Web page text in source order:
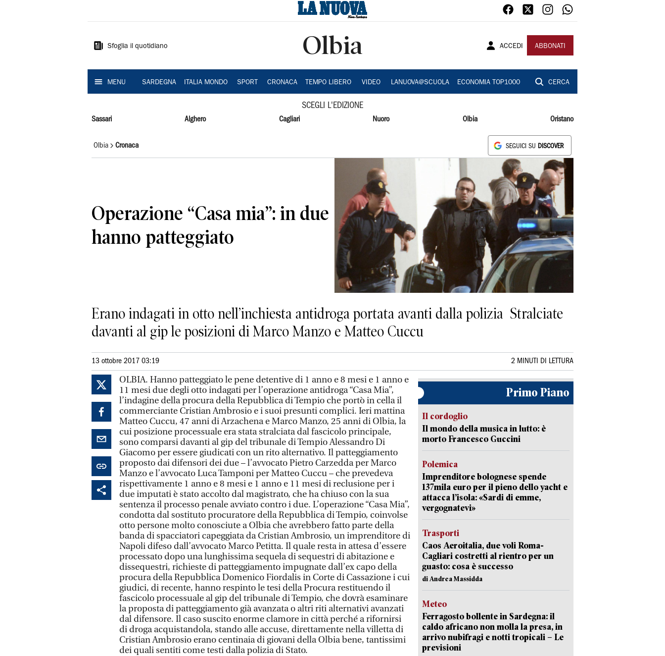
Sardegna
Sfoglia il quotidiano Olbia ACCEDI ABBONATI
MENU SARDEGNA ITALIA MONDO SPORT CRONACA TEMPO LIBERO VIDEO LANUOVA@SCUOLA ECONOMIA TOP1000 CERCA
SCEGLI L'EDIZIONE
Sassari Alghero Cagliari Nuoro Olbia Oristano
Olbia Cronaca SEGUICI SU DISCOVER
Operazione “Casa mia”: in due
hanno patteggiato
Erano indagati in otto nell’inchiesta antidroga portata avanti dalla polizia Stralciate
davanti al gip le posizioni di Marco Manzo e Matteo Cuccu
13 ottobre 2017 03:19 2 MINUTI DI LETTURA
OLBIA. Hanno patteggiato le pene detentive di 1 anno e 8 mesi e 1 anno e
11 mesi due degli otto indagati per l’operazione antidroga “Casa Mia”,
l’indagine della procura della Repubblica di Tempio che portò in cella il
commerciante Cristian Ambrosio e i suoi presunti complici. Ieri mattina
Matteo Cuccu, 47 anni di Arzachena e Marco Manzo, 25 anni di Olbia, la
cui posizione processuale era stata stralciata dal fascicolo principale,
sono comparsi davanti al gip del tribunale di Tempio Alessandro Di
Giacomo per essere giudicati con un rito alternativo. Il patteggiamento
proposto dai difensori dei due – l’avvocato Pietro Carzedda per Marco
Manzo e l’avvocato Luca Tamponi per Matteo Cuccu – che prevedeva
rispettivamente 1 anno e 8 mesi e 1 anno e 11 mesi di reclusione per i
due imputati è stato accolto dal magistrato, che ha chiuso con la sua
sentenza il processo penale avviato contro i due. L’operazione “Casa Mia”,
condotta dal sostituto procuratore della Repubblica di Tempio, coinvolse
otto persone molto conosciute a Olbia che avrebbero fatto parte della
banda di spacciatori capeggiata da Cristian Ambrosio, un imprenditore di
Napoli difeso dall’avvocato Marco Petitta. Il quale resta in attesa d’essere
processato dopo una lunghissima sequela di sequestri di abitazione e
dissequestri, richieste di patteggiamento impugnate dall’ex capo della
procura della Repubblica Domenico Fiordalis in Corte di Cassazione i cui
giudici, di recente, hanno respinto le tesi della Procura restituendo il
fascicolo processuale al gip del tribunale di Tempio, che dovrà esaminare
la proposta di patteggiamento già avanzata o altri riti alternativi avanzati
dal difensore. Il caso suscito enorme clamore in città perché a rifornirsi
di droga acquistandola, stando alle accuse, direttamente nella villetta di
Cristian Ambrosio erano centinaia di giovani della Olbia bene, tantissimi
dei quali sentiti come testi dalla polizia di Stato.
Primo Piano
Il cordoglio
Il mondo della musica in lutto: è
morto Francesco Guccini
Polemica
Imprenditore bolognese spende
137mila euro per il pieno dello yacht e
attacca l’isola: «Sardi di emme,
vergognatevi»
Trasporti
Caos Aeroitalia, due voli Roma-
Cagliari costretti al rientro per un
guasto: cosa è successo
di Andrea Massidda
Meteo
Ferragosto bollente in Sardegna: il
caldo africano non molla la presa, in
arrivo nubifragi e notti tropicali – Le
previsioni